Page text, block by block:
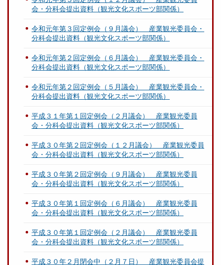
会・分科会提出資料（観光文化スポーツ部関係）
令和元年第３回定例会（９月議会） 産業観光委員会・
分科会提出資料（観光文化スポーツ部関係）
令和元年第２回定例会（６月議会） 産業観光委員会・
分科会提出資料（観光文化スポーツ部関係）
令和元年第２回定例会（５月議会） 産業観光委員会・
分科会提出資料（観光文化スポーツ部関係）
平成３１年第１回定例会（２月議会） 産業観光委員
会・分科会提出資料（観光文化スポーツ部関係）
平成３０年第２回定例会（１２月議会） 産業観光委員
会・分科会提出資料（観光文化スポーツ部関係）
平成３０年第２回定例会（９月議会） 産業観光委員
会・分科会提出資料（観光文化スポーツ部関係）
平成３０年第１回定例会（６月議会） 産業観光委員
会・分科会提出資料（観光文化スポーツ部関係）
平成３０年第１回定例会（２月議会） 産業観光委員
会・分科会提出資料（観光文化スポーツ部関係）
平成３０年２月閉会中（２月７日） 産業観光委員会提